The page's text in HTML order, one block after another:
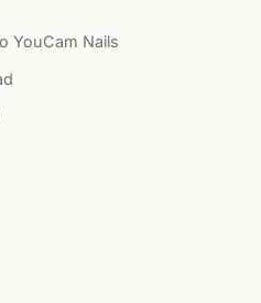
YouCam Nails